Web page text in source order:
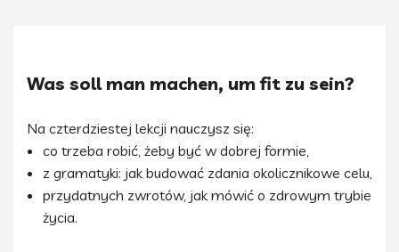
Was soll man machen, um fit zu sein?
Na czterdziestej lekcji nauczysz się:
co trzeba robić, żeby być w dobrej formie,
z gramatyki: jak budować zdania okolicznikowe celu,
przydatnych zwrotów, jak mówić o zdrowym trybie
życia.